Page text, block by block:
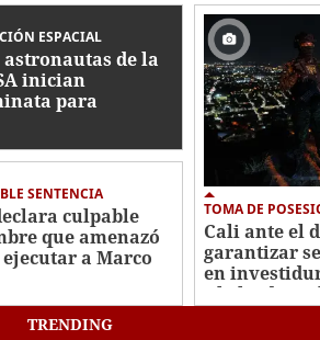
ESPACIAL
astronautas de la
inician
para
SENTENCIA
culpable
que amenazó
a Marco
y Kristi Noem
TOMA DE
Cali ante el
garantizar
en
Abelardo De
TRENDING